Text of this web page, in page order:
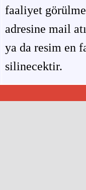
faaliyet
adresine mail
ya da resim en
silinecektir.